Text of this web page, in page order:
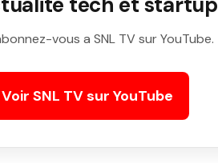
vous a SNL TV sur YouTube.
Voir SNL TV sur YouTube